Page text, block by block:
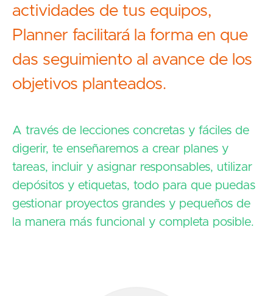
actividades de tus equipos,
Planner facilitará la forma en que
das seguimiento al avance de los
objetivos planteados.
A través de lecciones concretas y fáciles de
digerir, te enseñaremos a crear planes y
tareas, incluir y asignar responsables, utilizar
depósitos y etiquetas, todo para que puedas
gestionar proyectos grandes y pequeños de
la manera más funcional y completa posible.